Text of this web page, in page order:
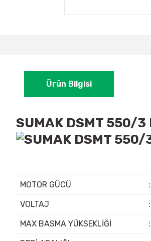
Ürün Bilgisi
SUMAK DSMT 550/3
MOTOR GÜCÜ :
VOLTAJ :
MAX BASMA YÜKSEKLİĞİ :